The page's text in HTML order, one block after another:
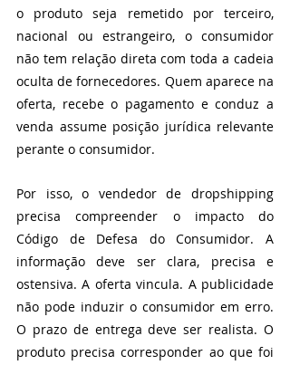
o produto seja remetido por terceiro,
nacional ou estrangeiro, o consumidor
não tem relação direta com toda a cadeia
oculta de fornecedores. Quem aparece na
oferta, recebe o pagamento e conduz a
venda assume posição jurídica relevante
perante o consumidor.
Por isso, o vendedor de dropshipping
precisa compreender o impacto do
Código de Defesa do Consumidor. A
informação deve ser clara, precisa e
ostensiva. A oferta vincula. A publicidade
não pode induzir o consumidor em erro.
O prazo de entrega deve ser realista. O
produto precisa corresponder ao que foi